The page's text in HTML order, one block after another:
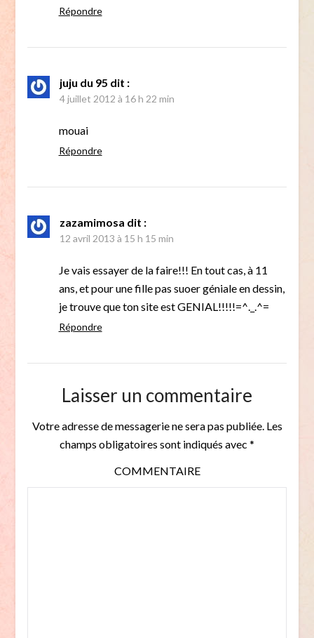
Répondre
juju du 95 dit :
4 juillet 2012 à 16 h 22 min
mouai
Répondre
zazamimosa dit :
12 avril 2013 à 15 h 15 min
Je vais essayer de la faire!!! En tout cas, à 11
ans, et pour une fille pas suoer géniale en dessin,
je trouve que ton site est GENIAL!!!!!=^._.^=
Répondre
Laisser un commentaire
Votre adresse de messagerie ne sera pas publiée.Les
champs obligatoires sont indiqués avec *
COMMENTAIRE